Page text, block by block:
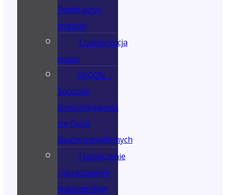
Polski język
migowy
Transkrypcja
mowy
SKOGN –
Sposoby
Komunikowania
się Osób
Głuchoniewidomych
Tłumaczenie
i opracowanie
dokumentów